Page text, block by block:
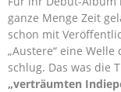
ganze Menge Zeit
schon mit
„Austere“ eine
schlug. Das was die
„verträumten